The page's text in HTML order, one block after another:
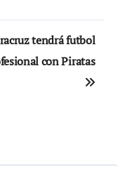
tendrá futbol
con Piratas